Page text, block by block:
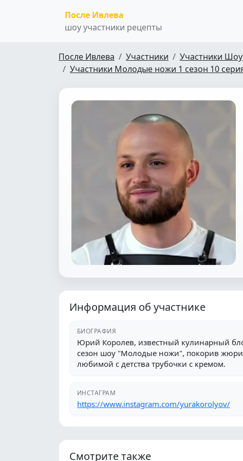
После Ивлева
шоу участники рецепты
После Ивлева Участники Участники Шоу
Участники Молодые ножи 1 сезон 10
Информация об участнике
БИОГРАФИЯ
Юрий Королев, известный кулинарный
сезон шоу "Молодые ножи", покорив жюри
любимой с детства трубочки с кремом.
ИНСТАГРАМ
https://www.instagram.com/yurakorolyov/
Смотрите также